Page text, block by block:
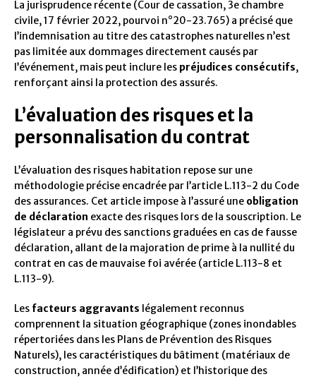
La jurisprudence récente (Cour de cassation, 3e chambre
civile, 17 février 2022, pourvoi n°20-23.765) a précisé que
l’indemnisation au titre des catastrophes naturelles n’est
pas limitée aux dommages directement causés par
l’événement, mais peut inclure les préjudices consécutifs,
renforçant ainsi la protection des assurés.
L’évaluation des risques et la
personnalisation du contrat
L’évaluation des risques habitation repose sur une
méthodologie précise encadrée par l’article L.113-2 du Code
des assurances. Cet article impose à l’assuré une obligation
de déclaration exacte des risques lors de la souscription. Le
législateur a prévu des sanctions graduées en cas de fausse
déclaration, allant de la majoration de prime à la nullité du
contrat en cas de mauvaise foi avérée (article L.113-8 et
L.113-9).
Les facteurs aggravants légalement reconnus
comprennent la situation géographique (zones inondables
répertoriées dans les Plans de Prévention des Risques
Naturels), les caractéristiques du bâtiment (matériaux de
construction, année d’édification) et l’historique des